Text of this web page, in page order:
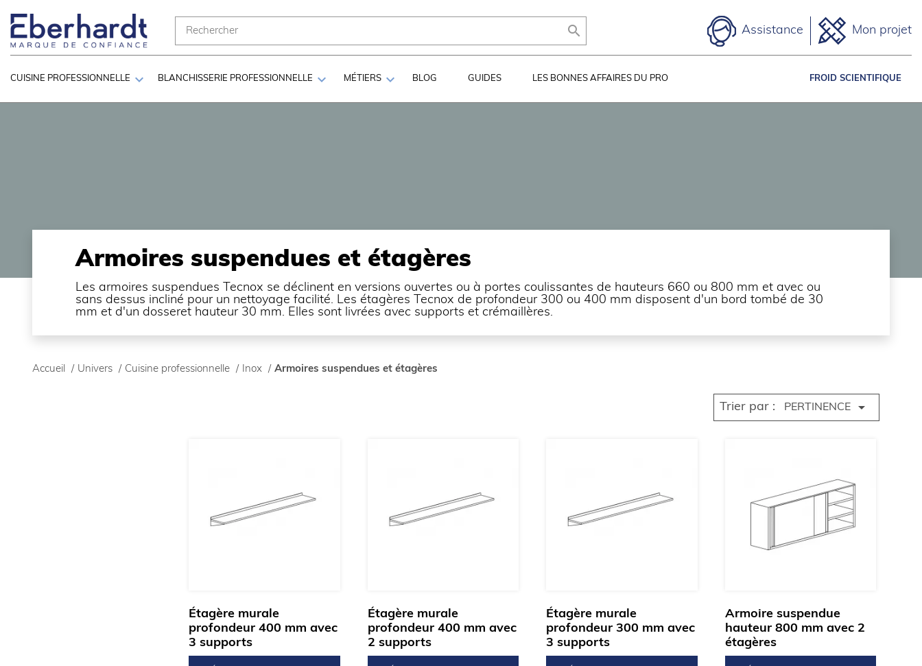
 Assistance Mon projet
CUISINE PROFESSIONNELLE  BLANCHISSERIE PROFESSIONNELLE  MÉTIERS  BLOG GUIDES LES BONNES AFFAIRES DU PRO FROID SCIENTIFIQUE
Armoires suspendues et étagères
Les armoires suspendues Tecnox se déclinent en versions ouvertes ou à portes coulissantes de hauteurs 660 ou 800 mm et avec ou
sans dessus incliné pour un nettoyage facilité. Les étagères Tecnox de profondeur 300 ou 400 mm disposent d'un bord tombé de 30
mm et d'un dosseret hauteur 30 mm. Elles sont livrées avec supports et crémaillères.
Accueil / Univers / Cuisine professionnelle / Inox / Armoires suspendues et étagères
Trier par : PERTINENCE 
Étagère murale
profondeur 400 mm avec
3 supports
Étagère murale
profondeur 400 mm avec
2 supports
Étagère murale
profondeur 300 mm avec
3 supports
Armoire suspendue
hauteur 800 mm avec 2
étagères